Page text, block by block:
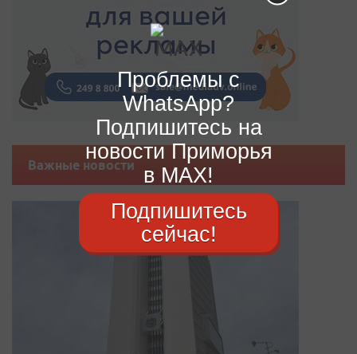
Важные новости
Проблемы с
WhatsApp?
Подпишитесь на
новости Приморья
в MAX!
Подпишитесь
сейчас!